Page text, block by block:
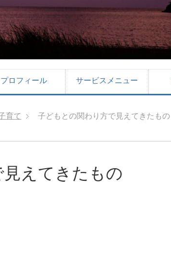
プロフィール サービスメニュー
育て 子どもとの関わり方で見えてきたもの
えてきたもの